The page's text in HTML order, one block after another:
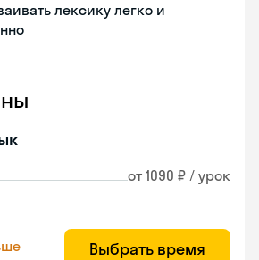
лексику легко и
от 1090 ₽ / урок
Выбрать время